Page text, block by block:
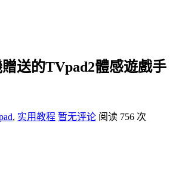
送的TVpad2體感遊戲手
, 实用教程 暂无评论 阅读 756 次